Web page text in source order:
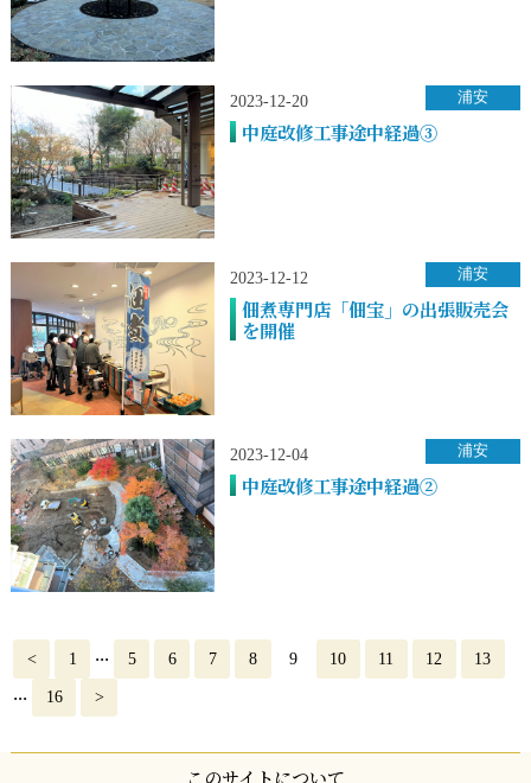
2023-12-20
中庭改修工事途中経過③
浦安
2023-12-12
佃煮専門店「佃宝」の出張販売会
を開催
浦安
2023-12-04
中庭改修工事途中経過②
浦安
< 1 ... 5 6 7 8 9 10 11 12 13
... 16 >
このサイトについて